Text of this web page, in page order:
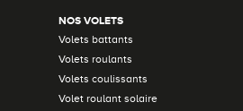
NOS VOLETS
Volets battants
Volets roulants
Volets coulissants
Volet roulant solaire